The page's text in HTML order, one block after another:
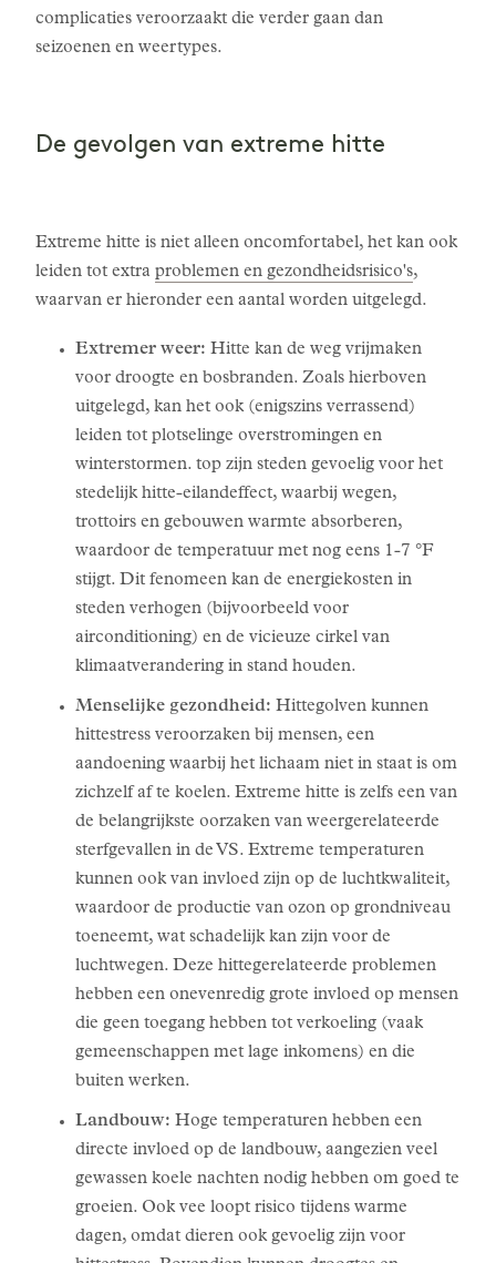
complicaties veroorzaakt die verder gaan dan
seizoenen en weertypes.
De gevolgen van extreme hitte
Extreme hitte is niet alleen oncomfortabel, het kan ook
leiden tot extra problemen en gezondheidsrisico's,
waarvan er hieronder een aantal worden uitgelegd.
Extremer weer: Hitte kan de weg vrijmaken
voor droogte en bosbranden. Zoals hierboven
uitgelegd, kan het ook (enigszins verrassend)
leiden tot plotselinge overstromingen en
winterstormen. top zijn steden gevoelig voor het
stedelijk hitte-eilandeffect, waarbij wegen,
trottoirs en gebouwen warmte absorberen,
waardoor de temperatuur met nog eens 1-7 °F
stijgt. Dit fenomeen kan de energiekosten in
steden verhogen (bijvoorbeeld voor
airconditioning) en de vicieuze cirkel van
klimaatverandering in stand houden.
Menselijke gezondheid: Hittegolven kunnen
hittestress veroorzaken bij mensen, een
aandoening waarbij het lichaam niet in staat is om
zichzelf af te koelen. Extreme hitte is zelfs een van
de belangrijkste oorzaken van weergerelateerde
sterfgevallen in de VS. Extreme temperaturen
kunnen ook van invloed zijn op de luchtkwaliteit,
waardoor de productie van ozon op grondniveau
toeneemt, wat schadelijk kan zijn voor de
luchtwegen. Deze hittegerelateerde problemen
hebben een onevenredig grote invloed op mensen
die geen toegang hebben tot verkoeling (vaak
gemeenschappen met lage inkomens) en die
buiten werken.
Landbouw: Hoge temperaturen hebben een
directe invloed op de landbouw, aangezien veel
gewassen koele nachten nodig hebben om goed te
groeien. Ook vee loopt risico tijdens warme
dagen, omdat dieren ook gevoelig zijn voor